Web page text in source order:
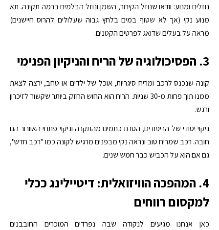
נוזלים ומנוע: וודאו שנוזל הקירור, השמן ונוזל הבלמים ברמה תקינה. תא
מנוע נקי (אך לא שטוף במים בלחץ גבוה שעלולים להרוס חיישנים)
מראה על בעלים שדואג לפרטים הקטנים.
3. הפסיכולוגיה של הריח והניקיון הפנימי
קונה שנכנס לרכב ומריח סיגריות, אוכל של ילדים או טחב, ירצה לצאת
ממנו תוך פחות מ-30 שניות. הריח הוא החוש החזק ביותר שקשור לזיכרון
ורגש.
ניקוי יסודי של הריפודים, הסרת כתמים מהתקרה וניקוי פתחי האוורור הם
חובה. רכב שמריח טוב ונראה נקי מבפנים מרגיש לקונה כמו "רכב חדש",
גם אם הוא על הכביש כבר חמש שנים.
4. המהפכה הוויזואלית: דיטיילינג ככלי
למקסום רווחים
כאן אנחנו מגיעים לנקודה שבה נפרדים המוכרים החובבנים